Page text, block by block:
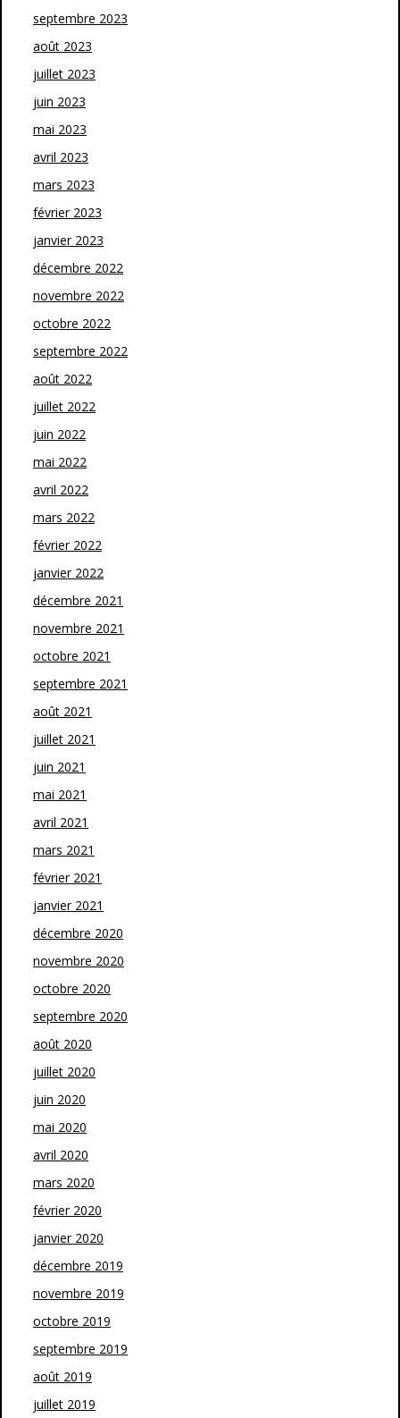
septembre 2023
août 2023
juillet 2023
juin 2023
mai 2023
avril 2023
mars 2023
février 2023
janvier 2023
décembre 2022
novembre 2022
octobre 2022
septembre 2022
août 2022
juillet 2022
juin 2022
mai 2022
avril 2022
mars 2022
février 2022
janvier 2022
décembre 2021
novembre 2021
octobre 2021
septembre 2021
août 2021
juillet 2021
juin 2021
mai 2021
avril 2021
mars 2021
février 2021
janvier 2021
décembre 2020
novembre 2020
octobre 2020
septembre 2020
août 2020
juillet 2020
juin 2020
mai 2020
avril 2020
mars 2020
février 2020
janvier 2020
décembre 2019
novembre 2019
octobre 2019
septembre 2019
août 2019
juillet 2019